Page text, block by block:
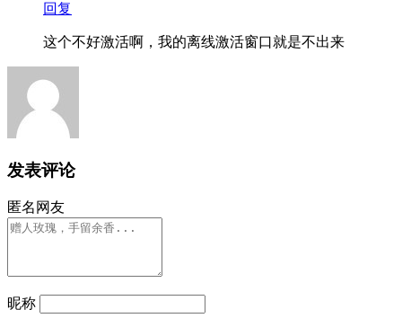
回复
这个不好激活啊，我的离线激活窗口就是不出来
发表评论
匿名网友
昵称